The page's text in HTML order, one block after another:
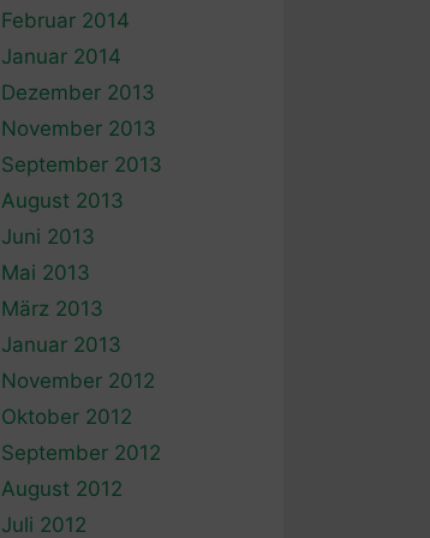
Februar 2014
Januar 2014
Dezember 2013
November 2013
September 2013
August 2013
Juni 2013
Mai 2013
März 2013
Januar 2013
November 2012
Oktober 2012
September 2012
August 2012
Juli 2012